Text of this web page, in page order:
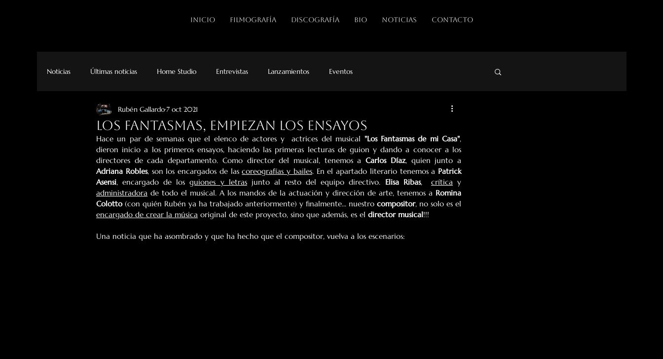
INICIO FILMOGRAFÍA DISCOGRAFÍA BIO NOTICIAS CONTACTO
Noticias Últimas noticias Home Studio Entrevistas Lanzamientos Eventos
Los fantasmas, empiezan los ensayos
Rubén Gallardo 7 oct 2021
Hace un par de semanas que el elenco de actores y  actrices del musical "Los Fantasmas de mi Casa",
dieron inicio a los primeros ensayos, haciendo las primeras lecturas de guion y dando a conocer a los
directores de cada departamento. Como director del musical, tenemos a Carlos Díaz
Adriana Robles, son los encargados de las coreografías y bailes. En el apartado literario tenemos a Patrick
Asensi, encargado de los guiones y letras junto al resto del equipo directivo. Elisa Ribas, crítica
administradora de todo el musical. A los mandos de la actuación y dirección de arte, tenemos a Romina
Colotto (con quién Rubén ya ha trabajado anteriormente) y finalmente... nuestro compositor
encargado de crear la música original de este proyecto, sino que además, es el director musical!!!
Una noticia que ha asombrado y que ha hecho que el compositor, vuelva a los escenarios: